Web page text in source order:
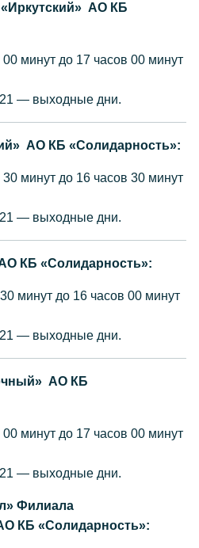
АО КБ
минут до 17 часов 00 минут
— выходные дни.
АО КБ «Солидарность»:
минут до 16 часов 30 минут
— выходные дни.
КБ «Солидарность»:
минут до 16 часов 00 минут
— выходные дни.
АО КБ
минут до 17 часов 00 минут
— выходные дни.
Филиала
КБ «Солидарность»: